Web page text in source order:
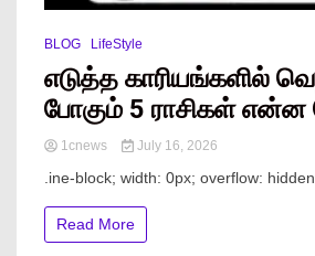
BLOG LifeStyle
எடுத்த காரியங்களில்
போகும் 5 ராசிகள் என்ன
1cnews July 16, 2026
.ine-block; width: 0px; overflow:
Read More